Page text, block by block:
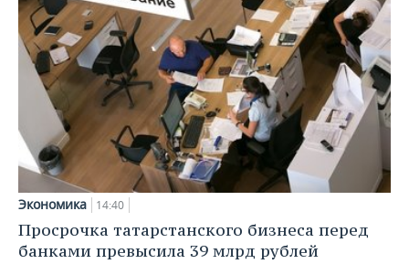
Экономика 14:40
Просрочка татарстанского бизнеса перед
банками превысила 39 млрд рублей